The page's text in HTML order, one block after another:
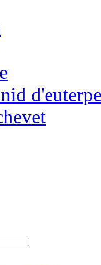
d'euterpe